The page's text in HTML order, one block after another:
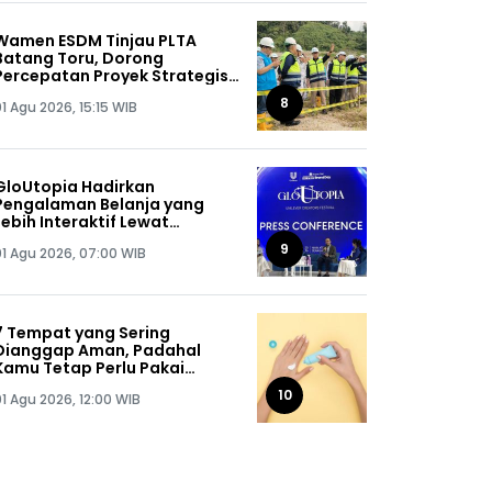
ESDM Tinjau PLTA
Toru, Dorong
Proyek Strategis
Agu 2026, 15:15 WIB 8
Hadirkan
Belanja yang
Interaktif Lewat
Agu 2026, 07:00 WIB 9
Tempat yang Sering
Aman, Padahal
Tetap Perlu Pakai
Agu 2026, 12:00 WIB 10